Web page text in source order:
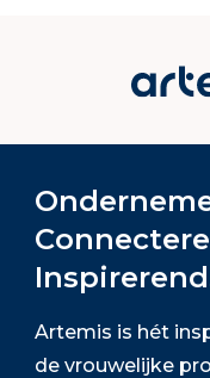
Artemis is hét
de vrouwelijke